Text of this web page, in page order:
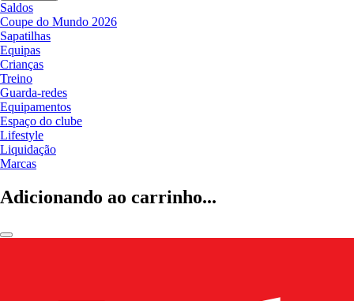
Saldos
Coupe do Mundo 2026
Sapatilhas
Equipas
Crianças
Treino
Guarda-redes
Equipamentos
Espaço do clube
Lifestyle
Liquidação
Marcas
Adicionando ao carrinho...